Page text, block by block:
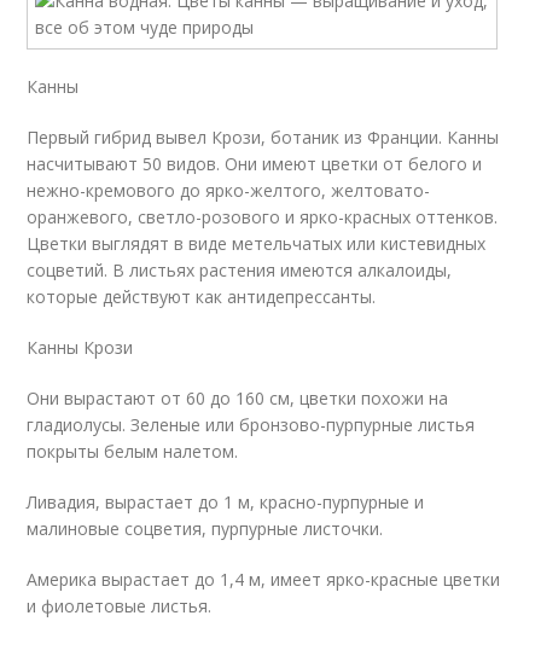
Канны
Первый гибрид вывел Крози, ботаник из Франции. Канны
насчитывают 50 видов. Они имеют цветки от белого и
нежно-кремового до ярко-желтого, желтовато-
оранжевого, светло-розового и ярко-красных оттенков.
Цветки выглядят в виде метельчатых или кистевидных
соцветий. В листьях растения имеются алкалоиды,
которые действуют как антидепрессанты.
Канны Крози
Они вырастают от 60 до 160 см, цветки похожи на
гладиолусы. Зеленые или бронзово-пурпурные листья
покрыты белым налетом.
Ливадия, вырастает до 1 м, красно-пурпурные и
малиновые соцветия, пурпурные листочки.
Америка вырастает до 1,4 м, имеет ярко-красные цветки
и фиолетовые листья.